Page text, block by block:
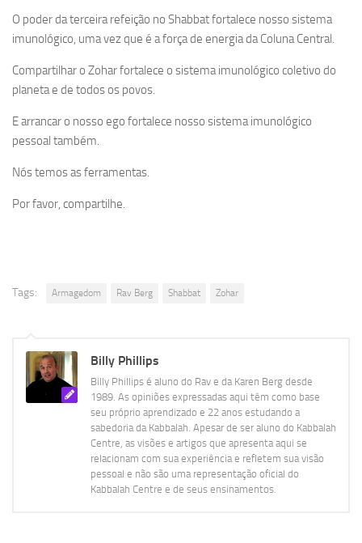
O poder da terceira refeição no Shabbat fortalece nosso sistema
imunológico, uma vez que é a força de energia da Coluna Central.
Compartilhar o Zohar fortalece o sistema imunológico coletivo do
planeta e de todos os povos.
E arrancar o nosso ego fortalece nosso sistema imunológico
pessoal também.
Nós temos as ferramentas.
Por favor, compartilhe.
Tags: Armagedom Rav Berg Shabbat Zohar
Billy Phillips
Billy Phillips é aluno do Rav e da Karen Berg desde
1989. As opiniões expressadas aqui têm como base
seu próprio aprendizado e 22 anos estudando a
sabedoria da Kabbalah. Apesar de ser aluno do Kabbalah
Centre, as visões e artigos que apresenta aqui se
relacionam com sua experiência e refletem sua visão
pessoal e não são uma representação oficial do
Kabbalah Centre e de seus ensinamentos.